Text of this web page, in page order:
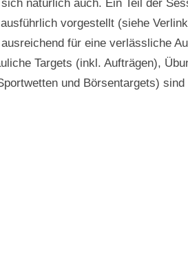
natürlich auch. Ein Teil der
vorgestellt (siehe
für eine verlässliche
Targets (inkl. Aufträgen),
und Börsentargets)